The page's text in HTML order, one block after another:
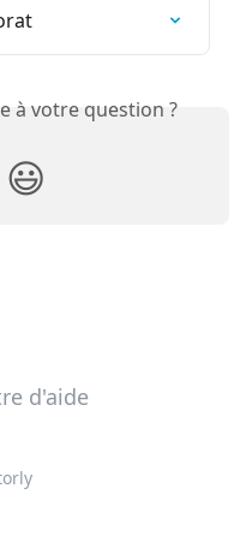
à votre question ?
😃